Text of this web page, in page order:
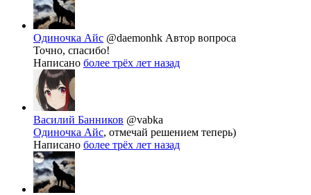
Одиночка Айс @daemonhk Автор вопроса
Точно, спасибо!
Написано более трёх лет назад
Василий Банников @vabka
Одиночка Айс, отмечай решением теперь)
Написано более трёх лет назад